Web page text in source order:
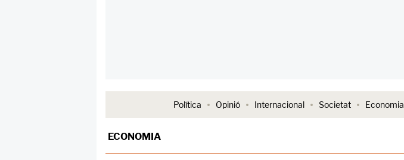
Política Opinió Internacional Societat Economia
ECONOMIA